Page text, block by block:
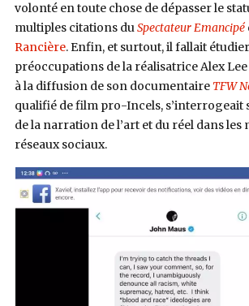
volonté en toute chose de dépasser le
multiples citations duSpectateur Emancipé
Rancière. Enfin, et surtout, il fallait
préoccupations de la réalisatrice Alex
à la diffusion de son documentaire TFW
qualifié de film pro-Incels, s’interrogeait
de la narration de l’art et du réel dans les
réseaux sociaux.